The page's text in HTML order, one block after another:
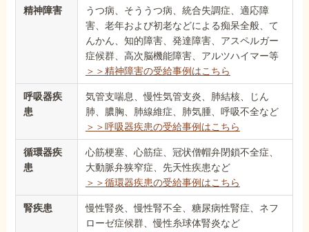
精神障害
うつ病、そううつ病、統合失調症、適応障
害、老年および初老などによる痴呆全般、て
んかん、知的障害、発達障害、アスペルガー
症候群、高次脳機能障害、アルツハイマー等
＞＞精神障害の受給事例はこちら
呼吸器疾
患
気管支喘息、慢性気管支炎、肺結核、じん
肺、膿胸、肺線維症、肺気腫、呼吸不全など
＞＞呼吸器疾患の受給事例はこちら
循環器疾
患
心筋梗塞、心筋症、冠状僧帽弁閉鎖不全症、
大動脈弁狭窄症、先天性疾患など
＞＞循環器疾患の受給事例はこちら
腎疾患
慢性腎炎、慢性腎不全、糖尿病性腎症、ネフ
ローゼ症候群、慢性糸球体腎炎など